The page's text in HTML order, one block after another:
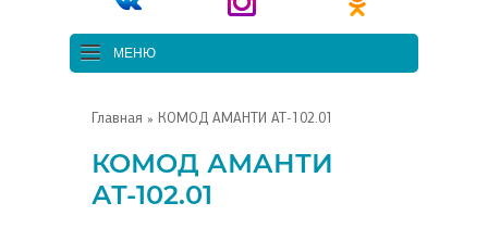
МЕНЮ
Главная » КОМОД АМАНТИ АТ-102.01
КОМОД АМАНТИ
АТ-102.01